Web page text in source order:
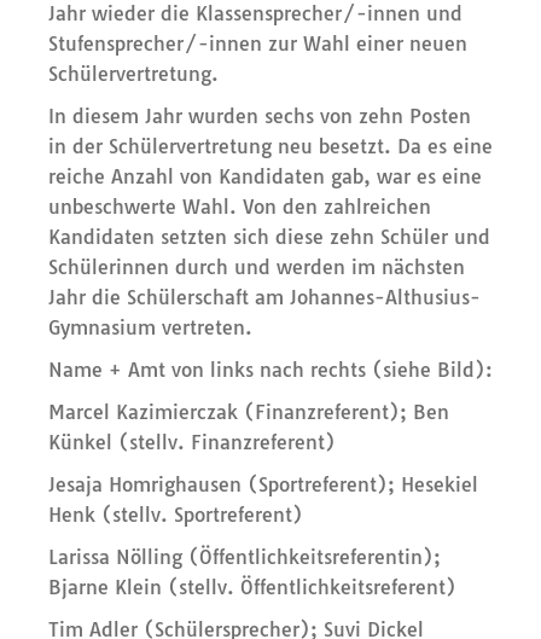
Jahr wieder die Klassensprecher/-innen und
Stufensprecher/-innen zur Wahl einer neuen
Schülervertretung.
In diesem Jahr wurden sechs von zehn Posten
in der Schülervertretung neu besetzt. Da es eine
reiche Anzahl von Kandidaten gab, war es eine
unbeschwerte Wahl. Von den zahlreichen
Kandidaten setzten sich diese zehn Schüler und
Schülerinnen durch und werden im nächsten
Jahr die Schülerschaft am Johannes-Althusius-
Gymnasium vertreten.
Name + Amt von links nach rechts (siehe Bild):
Marcel Kazimierczak (Finanzreferent); Ben
Künkel (stellv. Finanzreferent)
Jesaja Homrighausen (Sportreferent); Hesekiel
Henk (stellv. Sportreferent)
Larissa Nölling (Öffentlichkeitsreferentin);
Bjarne Klein (stellv. Öffentlichkeitsreferent)
Tim Adler (Schülersprecher); Suvi Dickel